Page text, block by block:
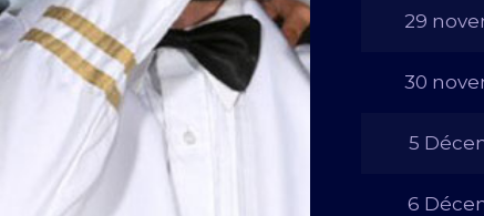
29
30
5
6